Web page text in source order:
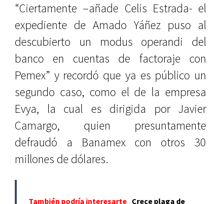
“Ciertamente –añade Celis Estrada- el
expediente de Amado Yáñez puso al
descubierto un modus operandi del
banco en cuentas de factoraje con
Pemex” y recordó que ya es público un
segundo caso, como el de la empresa
Evya, la cual es dirigida por Javier
Camargo, quien presuntamente
defraudó a Banamex con otros 30
millones de dólares.
También podría interesarte Crece plaga de